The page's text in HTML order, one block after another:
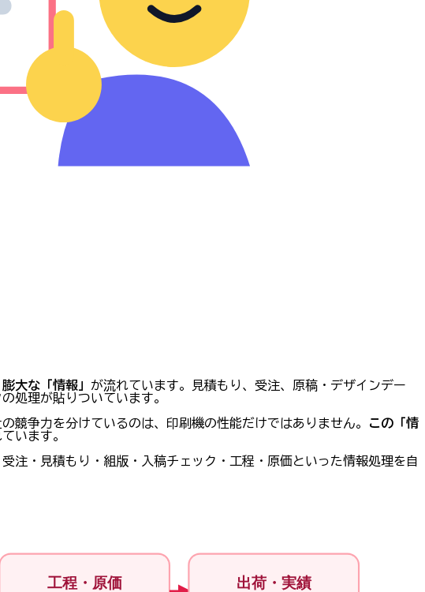
膨大な「情報」 が流れています。見積もり、受注、原稿・デザインデー
処理が貼りついています。
競争力を分けているのは、印刷機の性能だけではありません。
この「情
います。
注・見積もり・組版・入稿チェック・工程・原価といった情報処理を自
工程・原価
出荷・実績